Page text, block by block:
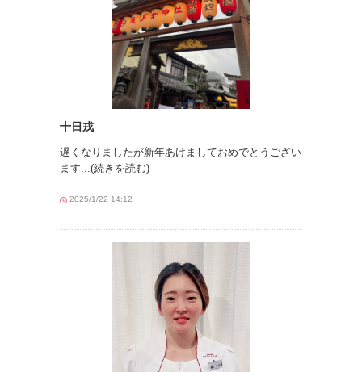
十日戎
遅くなりましたが新年あけましておめでとうござい
ます...(続きを読む)
2025/1/22 14:12